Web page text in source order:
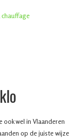
wel in Vlaanderen
op de juiste wijze